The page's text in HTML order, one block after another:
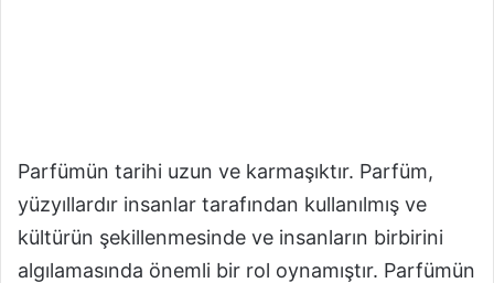
Parfümün tarihi uzun ve karmaşıktır. Parfüm,
yüzyıllardır insanlar tarafından kullanılmış ve
kültürün şekillenmesinde ve insanların birbirini
algılamasında önemli bir rol oynamıştır. Parfümün